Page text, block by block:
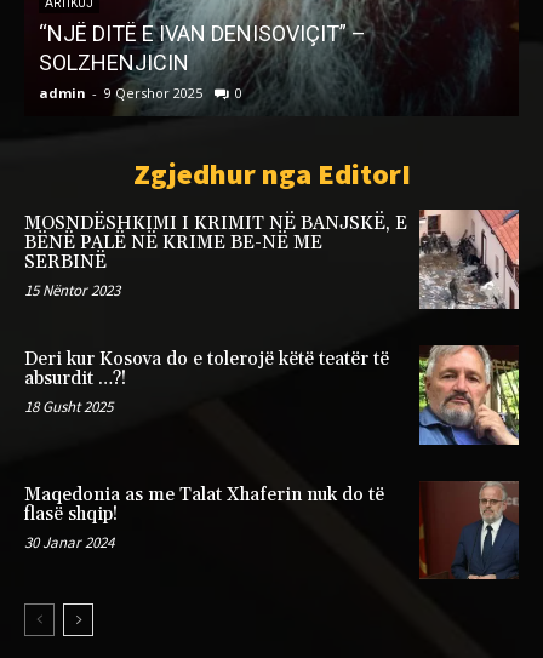
ARTIKUJ
“NJË DITË E IVAN DENISOVIÇIT” –
SOLZHENJICIN
admin - 9 Qershor 2025 0
Zgjedhur nga EditorI
MOSNDËSHKIMI I KRIMIT NË BANJSKË, E
BËNË PALË NË KRIME BE-NË ME
SERBINË
15 Nëntor 2023
Deri kur Kosova do e tolerojë këtë teatër të
absurdit …?!
18 Gusht 2025
Maqedonia as me Talat Xhaferin nuk do të
flasë shqip!
30 Janar 2024